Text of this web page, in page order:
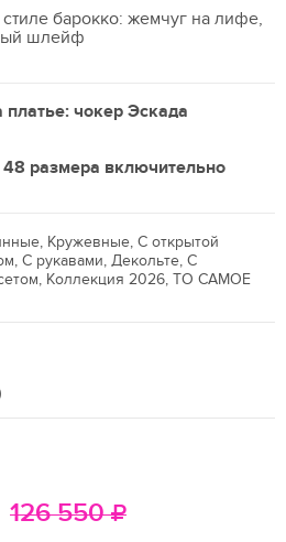
барокко: жемчуг на лифе,
шлейф
платье: чокер Эскада
размера включительно
Кружевные, С открытой
С рукавами, Декольте, С
Коллекция 2026, ТО САМОЕ
126 550